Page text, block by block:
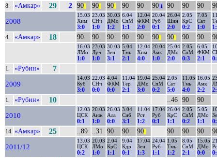
8. «Амкар» 29 2 90 90 90 90 90 90 1 90 90 90
2008
15.03
Хим
3:0
23.03
СНч
1:0
30.03
ДМо
1:2
6.04
СпМ
1:1
12.04
ФКМ
2:0
20.04
Руб
0:1
26.04
Шин
2:0
2.05
КрС
0:2
7.05
Сат
1:0
4. «Амкар» 18 90 90 90 90 90 90 90 90 90
16.03
ЛМо
1:0
23.03
Луч
1:0
30.03
Зен
3:1
5.04
Тмь
2:1
12.04
Хим
4:0
20.04
Амк
1:0
25.04
ДМо
2:0
2.05
СпМ
0:3
6.05
ФКМ
2:1
1. «Рубин» 7
2009
14.03
Куб
3:0
22.03
СНч
0:0
4.04
ФКМ
0:0
11.04
Тер
2:1
19.04
ДМо
3:0
25.04
СпМ
0:2
2.05
Сат
5:0
11.05
Тмь
4:0
16.05
Амк
2:2
1. «Рубин» 10 ..46 90 90
2010
12.03
ЦСК
0:1
20.03
Анж
1:0
26.03
Ала
0:0
3.04
Сиб
3:1
11.04
Рст
1:2
17.04
Руб
0:1
26.04
КрС
1:1
2.05
СпМ
0:2
5.05
ДМо
1:1
14. «Амкар» 25 ..89 ..31 90 90 90 90 90 90
2011/12
13.03
ЦСК
0:2
20.03
ЛМо
1:0
2.04
КрС
1:1
9.04
Кдр
0:1
17.04
Зен
1:3
24.04
Руб
1:1
1.05
Тмь
1:2
8.05
СпМ
2:1
15.05
ДМо
0:0